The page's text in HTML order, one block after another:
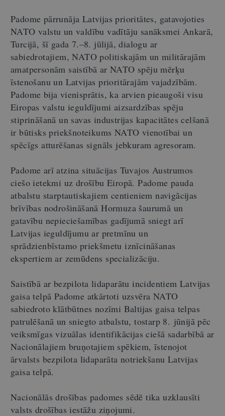
Padome pārrunāja Latvijas prioritātes, gatavojoties
NATO valstu un valdību vadītāju sanāksmei Ankarā,
Turcijā, šī gada 7.–8. jūlijā, dialogu ar
sabiedrotajiem, NATO politiskajām un militārajām
amatpersonām saistībā ar NATO spēju mērķu
īstenošanu un Latvijas prioritārajām vajadzībām.
Padome bija vienisprātis, ka arvien pieaugoši visu
Eiropas valstu ieguldījumi aizsardzības spēju
stiprināšanā un savas industrijas kapacitātes celšanā
ir būtisks priekšnoteikums NATO vienotībai un
spēcīgs atturēšanas signāls jebkuram agresoram.
Padome arī atzina situācijas Tuvajos Austrumos
ciešo ietekmi uz drošību Eiropā. Padome pauda
atbalstu starptautiskajiem centieniem navigācijas
brīvības nodrošināšanā Hormuza šaurumā un
gatavību nepieciešamības gadījumā sniegt arī
Latvijas ieguldījumu ar pretmīnu un
sprādzienbīstamo priekšmetu iznīcināšanas
ekspertiem ar zemūdens specializāciju.
Saistībā ar bezpilota lidaparātu incidentiem Latvijas
gaisa telpā Padome atkārtoti uzsvēra NATO
sabiedroto klātbūtnes nozīmi Baltijas gaisa telpas
patrulēšanā un sniegto atbalstu, tostarp 8. jūnijā pēc
veiksmīgas vizuālas identifikācijas ciešā sadarbībā ar
Nacionālajiem bruņotajiem spēkiem, īstenojot
ārvalsts bezpilota lidaparāta notriekšanu Latvijas
gaisa telpā.
Nacionālās drošības padomes sēdē tika uzklausīti
valsts drošības iestāžu ziņojumi.